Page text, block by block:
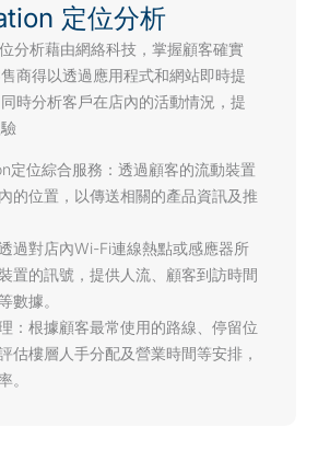
定位分析
分析藉由網絡科技，掌握顧客確實
商得以透過應用程式和網站即時提
時分析客戶在店內的活動情況，提
定位綜合服務：透過顧客的流動裝置
的位置，以傳送相關的產品資訊及推
過對店內Wi-Fi連線熱點或感應器所
置的訊號，提供人流、顧客到訪時間
數據。
：根據顧客最常使用的路線、停留位
估樓層人手分配及營業時間等安排，
。